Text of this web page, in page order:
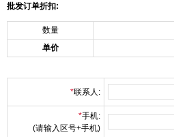
批发订单折扣:
数量
单价
*联系人:
*手机:
(请输入区号+手机)